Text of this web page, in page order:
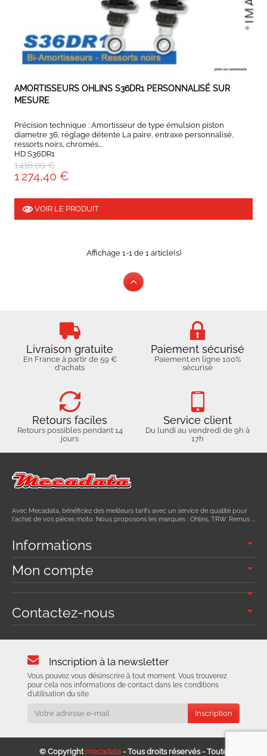
EXPEDIÉ SOUS 5 À 10 JOURS
AMORTISSEURS OHLINS S36DR1 PERSONNALISÉ SUR
MESURE
Précision technique : Amortisseur de type émulsion piston
diametre 36, réglage détente La paire, entraxe personnalisé,
ressorts noirs, chromés...
HD S36DR1
1 416,00 €
1 274,40 €
VOIR LE PRODUIT
Affichage 1-1 de 1 article(s)
Livraison gratuite
En France à partir de 59 €
d'achats
Paiement sécurisé
Paiement en ligne 100%
sécurisé
Retours faciles
Retours possibles pendant 14
jours
Service client
Du lundi au vendredi de 9h à
17h
Avec Mecadata, bénéficiez des meilleurs tarifs avec un service de qualité pour
l'achat de vos pièces moto. Nous proposons les marques : Ohlins, TRW, Remus ...
Informations
Mon compte
Contactez-nous
Inscription à la newsletter
Vous pouvez vous désinscrire à tout moment. Vous trouverez
pour cela nos informations de contact dans les conditions
d'utilisation du site.
© Copyright mecadata - Tous droits réservés - Toute